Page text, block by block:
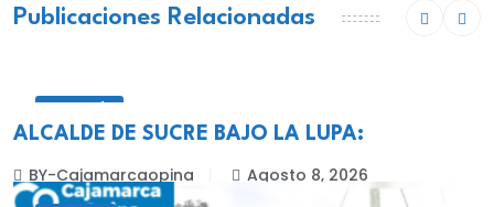
Publicaciones Relacionadas
ALCALDE DE SUCRE BAJO LA LUPA:
BY-Cajamarcaopina Agosto 8, 2026